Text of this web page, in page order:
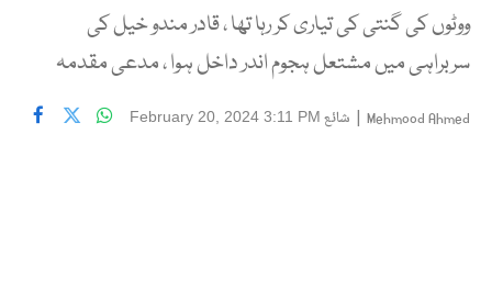
ووٹوں کی گنتی کی تیاری کر رہا تھا ، قادر مندو خیل کی
سربراہی میں مشتعل ہجوم اندر داخل ہوا ، مدعی مقدمہ
Mehmood Ahmed
| شائع February 20, 2024 3:11 PM